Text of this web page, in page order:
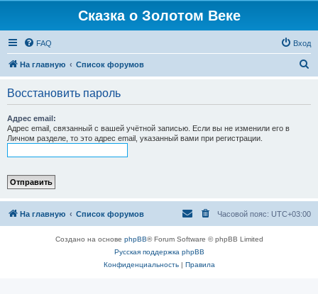
Сказка о Золотом Веке
FAQ Вход
На главную Список форумов
Восстановить пароль
Адрес email:
Адрес email, связанный с вашей учётной записью. Если вы не изменили его в
Личном разделе, то это адрес email, указанный вами при регистрации.
На главную Список форумов Часовой пояс: UTC+03:00
Создано на основе phpBB® Forum Software © phpBB Limited
Русская поддержка phpBB
Конфиденциальность| Правила